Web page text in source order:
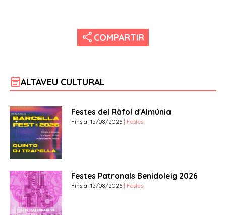
share COMPARTIR
event_noteALTAVEU CULTURAL
Festes del Ràfol d'Almúnia
Fins al 15/08/2026 | Festes
Festes Patronals Benidoleig 2026
Fins al 15/08/2026 | Festes